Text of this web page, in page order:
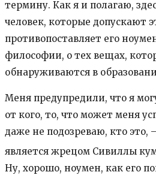
термину. Как я и полагаю,
человек, которые допускают
противопоставляет его
философии, о тех вещах,
обнаруживаются в
Меня предупредили, что я
от кого, то, что может меня
даже не подозреваю, кто это,
является жрецом Сивиллы
Ну, хорошо, ноумен, как его